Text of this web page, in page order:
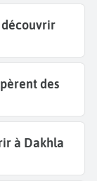
découvrir
des
à Dakhla